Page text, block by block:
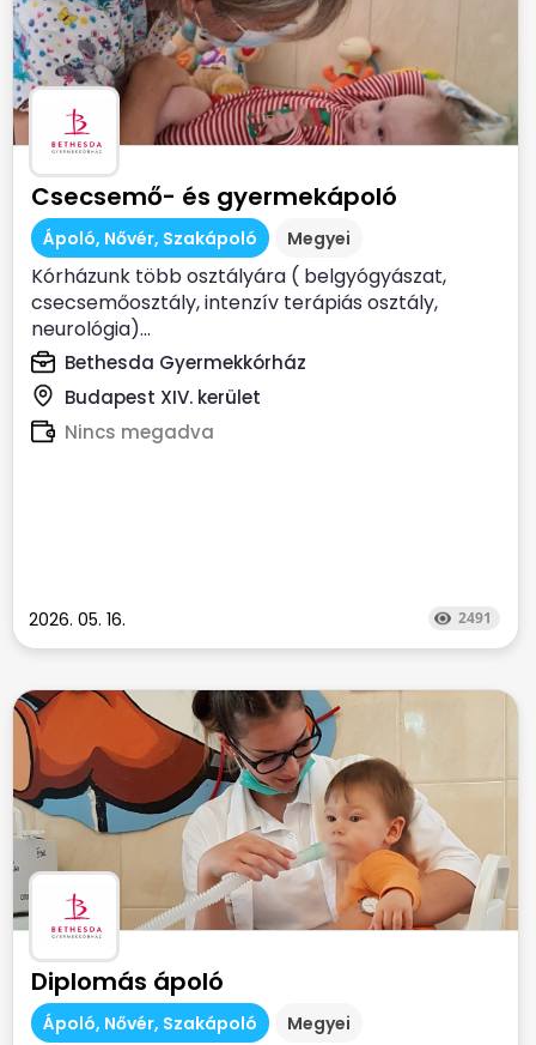
Csecsemő- és gyermekápoló
Ápoló, Nővér, Szakápoló Megyei
Kórházunk több osztályára ( belgyógyászat,
csecsemőosztály, intenzív terápiás osztály,
neurológia)...
Bethesda Gyermekkórház
Budapest XIV. kerület
Nincs megadva
2026. 05. 16. 2491
Diplomás ápoló
Ápoló, Nővér, Szakápoló Megyei